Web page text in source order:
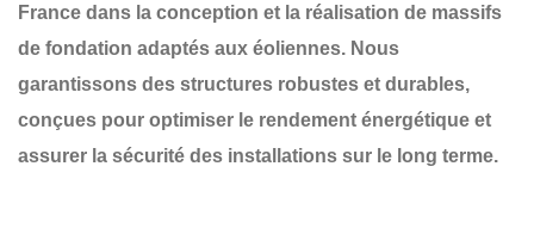
France dans la conception et la réalisation de massifs
de fondation adaptés aux éoliennes. Nous
garantissons des structures robustes et durables,
conçues pour optimiser le rendement énergétique et
assurer la sécurité des installations sur le long terme.